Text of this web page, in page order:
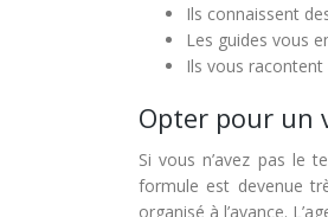
Ils connaissent
Les guides vous
Ils vous racontent
Opter pour un
Si vous n’avez pas le
formule est devenue
organisé à l’avance.